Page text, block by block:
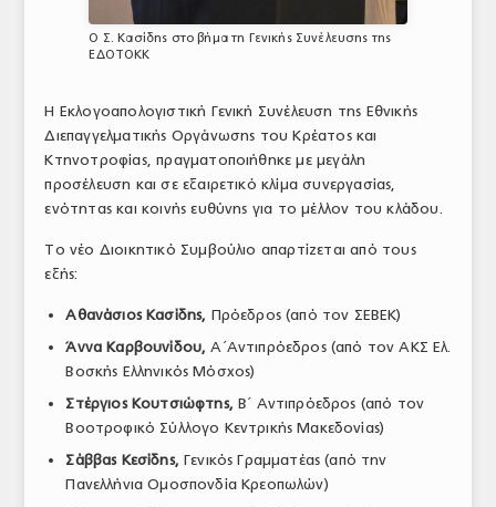
Ο Σ. Κασίδης στο βήμα τη Γενικής Συνέλευσης της
ΕΔΟΤΟΚΚ
Η Εκλογοαπολογιστική Γενική Συνέλευση της Εθνικής
Διεπαγγελματικής Οργάνωσης του Κρέατος και
Κτηνοτροφίας, πραγματοποιήθηκε με μεγάλη
προσέλευση και σε εξαιρετικό κλίμα συνεργασίας,
ενότητας και κοινής ευθύνης για το μέλλον του κλάδου.
Το νέο Διοικητικό Συμβούλιο απαρτίζεται από τους
εξής:
Αθανάσιος Κασίδης, Πρόεδρος (από τον ΣΕΒΕΚ)
Άννα Καρβουνίδου, Α΄Αντιπρόεδρος (από τον ΑΚΣ Ελ.
Βοσκής Ελληνικός Μόσχος)
Στέργιος Κουτσιώφτης, Β΄ Αντιπρόεδρος (από τον
Βοοτροφικό Σύλλογο Κεντρικής Μακεδονίας)
Σάββας Κεσίδης, Γενικός Γραμματέας (από την
Πανελλήνια Ομοσπονδία Κρεοπωλών)